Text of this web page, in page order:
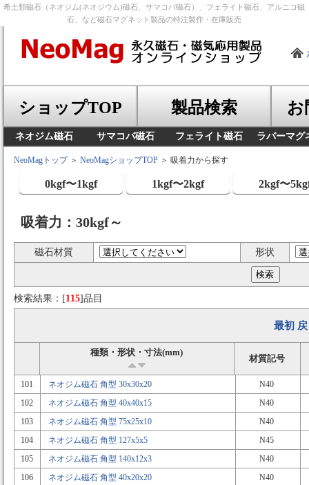
希土類磁石（ネオジム(ネオジウム)磁石、サマコバ磁石）、フェライト磁石、アルニコ磁
石、など磁石マグネット製品の特注製作・在庫販売
ショップTOP 製品検索 お
ネオジム磁石 サマコバ磁石 フェライト磁石 ラバーマグ
NeoMagトップ＞ NeoMagショップTOP ＞ 吸着力から探す
0kgf〜1kgf 1kgf〜2kgf 2kgf〜
吸着力：30kgf～
磁石材質 形状
検索結果：[115]品目
最初
種類・形状・寸法(mm)
材質記号
101 ネオジム磁石 角型 30x30x20
N40
102
ネオジム磁石 角型 40x40x15
N40
103
ネオジム磁石 角型 75x25x10
N40
104
ネオジム磁石 角型 127x5x5
N45
105
ネオジム磁石 角型 140x12x3
N40
106
ネオジム磁石 角型 40x20x20
N40